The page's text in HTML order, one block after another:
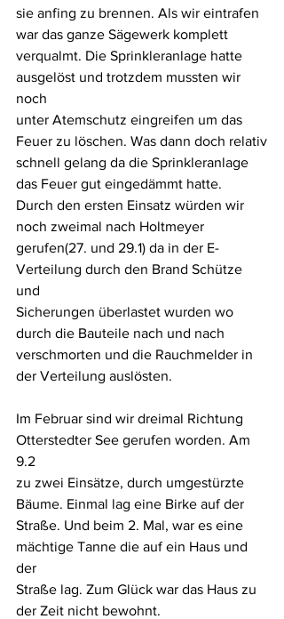
sie anfing zu brennen. Als wir eintrafen
war das ganze Sägewerk komplett
verqualmt. Die Sprinkleranlage hatte
ausgelöst und trotzdem mussten wir
noch
unter Atemschutz eingreifen um das
Feuer zu löschen. Was dann doch relativ
schnell gelang da die Sprinkleranlage
das Feuer gut eingedämmt hatte.
Durch den ersten Einsatz würden wir
noch zweimal nach Holtmeyer
gerufen(27. und 29.1) da in der E-
Verteilung durch den Brand Schütze
und
Sicherungen überlastet wurden wo
durch die Bauteile nach und nach
verschmorten und die Rauchmelder in
der Verteilung auslösten.
Im Februar sind wir dreimal Richtung
Otterstedter See gerufen worden. Am
9.2
zu zwei Einsätze, durch umgestürzte
Bäume. Einmal lag eine Birke auf der
Straße. Und beim 2. Mal, war es eine
mächtige Tanne die auf ein Haus und
der
Straße lag. Zum Glück war das Haus zu
der Zeit nicht bewohnt.